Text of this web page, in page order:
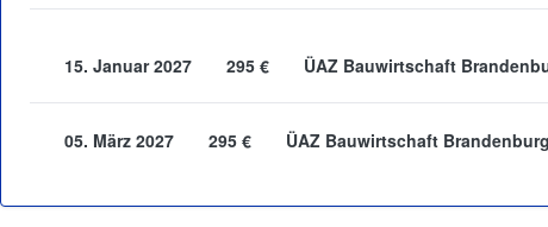
15. Januar 2027 295 € ÜAZ Bauwirtschaft
05. März 2027 295 € ÜAZ Bauwirtschaft